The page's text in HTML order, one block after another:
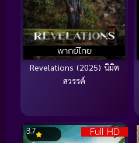
พากย์ไทย
Revelations (2025) นิมิต
สวรรค์
Full HD
3.7